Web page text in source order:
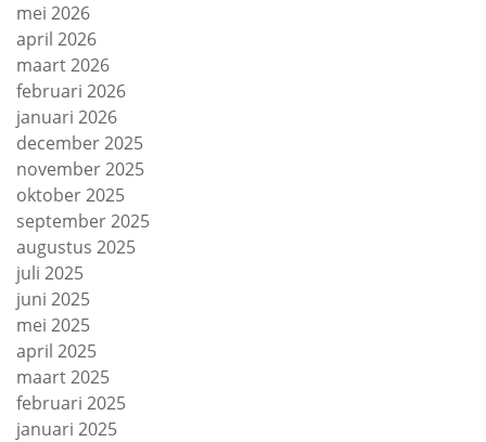
mei 2026
april 2026
maart 2026
februari 2026
januari 2026
december 2025
november 2025
oktober 2025
september 2025
augustus 2025
juli 2025
juni 2025
mei 2025
april 2025
maart 2025
februari 2025
januari 2025